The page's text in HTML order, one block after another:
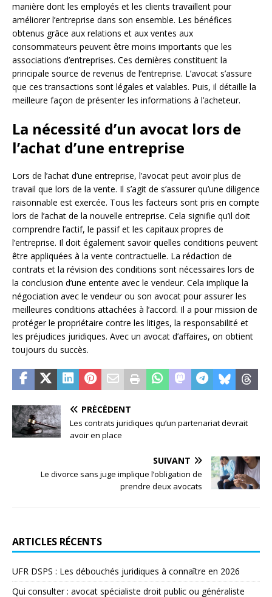
manière dont les employés et les clients travaillent pour
améliorer l’entreprise dans son ensemble. Les bénéfices
obtenus grâce aux relations et aux ventes aux
consommateurs peuvent être moins importants que les
associations d’entreprises. Ces dernières constituent la
principale source de revenus de l’entreprise. L’avocat s’assure
que ces transactions sont légales et valables. Puis, il détaille la
meilleure façon de présenter les informations à l’acheteur.
La nécessité d’un avocat lors de
l’achat d’une entreprise
Lors de l’achat d’une entreprise, l’avocat peut avoir plus de
travail que lors de la vente. Il s’agit de s’assurer qu’une diligence
raisonnable est exercée. Tous les facteurs sont pris en compte
lors de l’achat de la nouvelle entreprise. Cela signifie qu’il doit
comprendre l’actif, le passif et les capitaux propres de
l’entreprise. Il doit également savoir quelles conditions peuvent
être appliquées à la vente contractuelle. La rédaction de
contrats et la révision des conditions sont nécessaires lors de
la conclusion d’une entente avec le vendeur. Cela implique la
négociation avec le vendeur ou son avocat pour assurer les
meilleures conditions attachées à l’accord. Il a pour mission de
protéger le propriétaire contre les litiges, la responsabilité et
les préjudices juridiques. Avec un avocat d’affaires, on obtient
toujours du succès.
PRÉCÉDENT
Les contrats juridiques qu’un partenariat devrait
avoir en place
SUIVANT
Le divorce sans juge implique l’obligation de
prendre deux avocats
ARTICLES RÉCENTS
UFR DSPS : Les débouchés juridiques à connaître en 2026
Qui consulter : avocat spécialiste droit public ou généraliste